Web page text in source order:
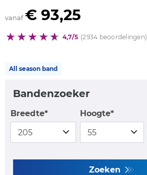
vanaf € 93,25
4,7/5 (2934 beoordelingen)
All season band
Bandenzoeker
Breedte* Hoogte*
Zoeken